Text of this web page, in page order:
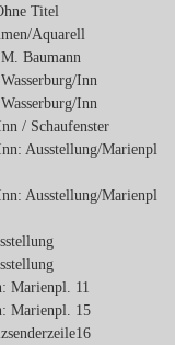
Titel
Aquarell
Baumann
Inn
Inn
/ Schaufenster
Ausstellung/Marienpl
Ausstellung/Marienpl
Marienpl. 11
Marienpl. 15